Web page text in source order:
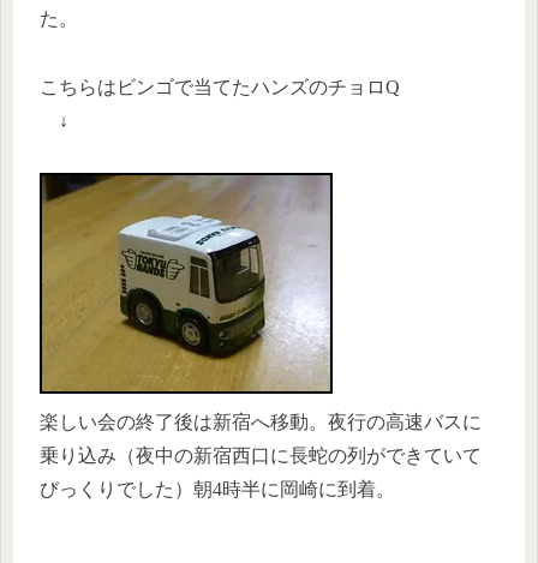
た。
こちらはビンゴで当てたハンズのチョロQ
↓
楽しい会の終了後は新宿へ移動。夜行の高速バスに
乗り込み（夜中の新宿西口に長蛇の列ができていて
びっくりでした）朝4時半に岡崎に到着。